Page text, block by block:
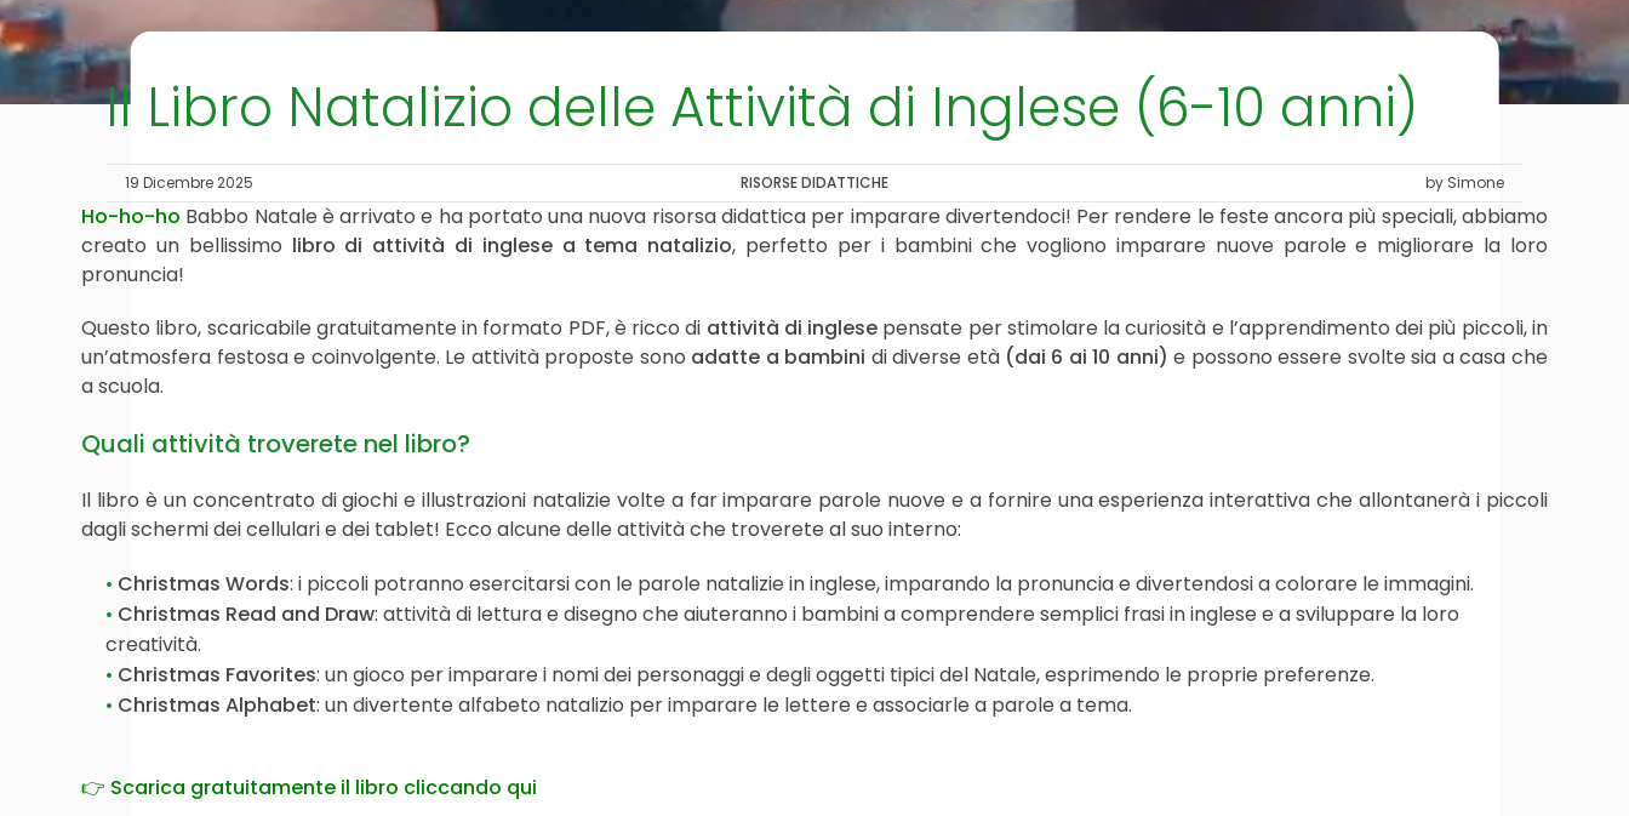
Il Libro Natalizio delle Attività di Inglese (6-10 anni)
19 Dicembre 2025 RISORSE DIDATTICHE by Simone
Ho-ho-ho Babbo Natale è arrivato e ha portato una nuova risorsa didattica per imparare divertendoci! Per rendere le feste ancora più speciali, abbiamo
creato un bellissimo libro di attività di inglese a tema natalizio, perfetto per i bambini che vogliono imparare nuove parole e migliorare la loro
pronuncia!
Questo libro, scaricabile gratuitamente in formato PDF, è ricco di attività di inglese pensate per stimolare la curiosità e l’apprendimento dei più piccoli, in
un’atmosfera festosa e coinvolgente. Le attività proposte sono adatte a bambini di diverse età (dai 6 ai 10 anni) e possono essere svolte sia a casa che
a scuola.
Quali attività troverete nel libro?
Il libro è un concentrato di giochi e illustrazioni natalizie volte a far imparare parole nuove e a fornire una esperienza interattiva che allontanerà i piccoli
dagli schermi dei cellulari e dei tablet! Ecco alcune delle attività che troverete al suo interno:
Christmas Words: i piccoli potranno esercitarsi con le parole natalizie in inglese, imparando la pronuncia e divertendosi a colorare le immagini.
Christmas Read and Draw: attività di lettura e disegno che aiuteranno i bambini a comprendere semplici frasi in inglese e a sviluppare la loro
creatività.
Christmas Favorites: un gioco per imparare i nomi dei personaggi e degli oggetti tipici del Natale, esprimendo le proprie preferenze.
Christmas Alphabet: un divertente alfabeto natalizio per imparare le lettere e associarle a parole a tema.
👉 Scarica gratuitamente il libro cliccando qui